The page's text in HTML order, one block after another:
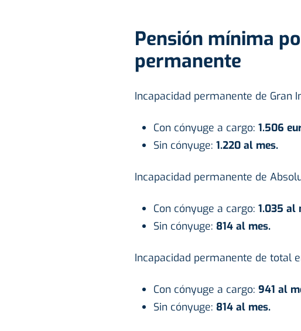
Pensión mínima
permanente
Incapacidad permanente de Gran
Con cónyuge a cargo: 1.506
Sin cónyuge: 1.220 al mes.
Incapacidad permanente de
Con cónyuge a cargo: 1.035 al
Sin cónyuge: 814 al mes.
Incapacidad permanente de total
Con cónyuge a cargo: 941 al
Sin cónyuge: 814 al mes.